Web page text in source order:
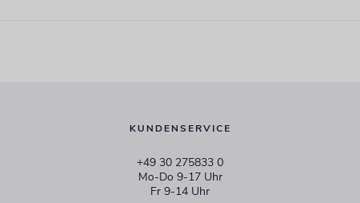
KUNDENSERVICE
+49 30 275833 0
Mo-Do 9-17 Uhr
Fr 9-14 Uhr